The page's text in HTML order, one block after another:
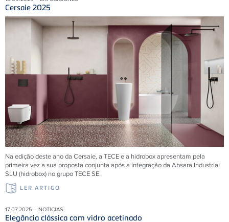
Cersaie 2025
Na edição deste ano da Cersaie, a TECE e a hidrobox apresentam pela
primeira vez a sua proposta conjunta após a integração da Absara Industrial
SLU (hidrobox) no grupo TECE SE.
LER ARTIGO
17.07.2025 – NOTICIAS
Elegância clássica com vidro acetinado